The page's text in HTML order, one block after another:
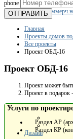
Склады
Дизайн
phone
ОТПРАВИТЬ
Главная
Проекты домов
Все проекты
Проект ОБД-16
Проект ОБД-16
Проект может
Проект в подарок
Услуги по
Раздел АР
Раздел КР